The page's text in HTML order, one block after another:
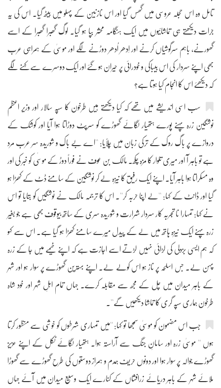
تامل وہ اس حجلہ عروسی میں گھس گیا اور اس نازنین کے پہلو میں بیٹھ گیا۔ اس کی یہ
جرات دیکھتے ہی تماشائیوں میں ایک ہنگامہ محشر بپا ہو گیا۔ لوگ گھبرا گھبرا کے اسے
گھورنے، باہم سرگوشیاں کرنے اور اِدھر اُدھر دوڑنے لگے اور موسیٰ کے ہمراہی عرب
بھی اپنے سردار کی اس بیباکی و خودرائی پر حیران ہو گئے اور ایک دوسرے سے کہنے لگے
کہ دیکھئے اس کا انجام کیا ہوتا ہے؟
سب اسی اندیشے میں تھے کہ کیا دیکھتے ہیں طرخون کا سپہ سالار اور وزیر اعظم
نوشگین زرہ پہنے پورے ہتھیار لگائے گھوڑے کو سرپٹ دوڑاتا ہوا آیا اور کوشک کے
دروازے پر باگ روک کے ترکی زبان میں چلّایا: ''اے بے باک و شوریدہ سر عرب مرد
ہے تو باہر آ اور میری تلوار کا مزہ چکھ۔ مالک بن عوف نے فوراً دوڑ کے موسٰی کو خبر کی اور
وہ مسکراتا ہوا باہر آیا۔ اپنے ایک رفیق کا نیزہ لے کر نوشگین کے سامنے ڈٹ کے کھڑا ہو
گیا اور ڈانٹ کے کہا: ''لے اپنا حربہ کر''۔ اس کا ترجمہ مالک نے نوشگیں کو بتایا تو اس
نے کہا: تمہارا نا تجربہ کار سردار شرارت و شوریدہ سری کے ساتھ بیوقوف بھی ہے جو بغیر
زرہ پہنے ایک نیزہ ہاتھ میں لے کے پیدل میرے سامنے کھڑا ہو گیا ہے۔ اس سے کہو
کہ ہم ایسی بزدلی کی لڑائی نہیں لڑتے اسے اجازت ہے کہ اپنے خیمے میں جا کے زرہ
پہن لے۔ جس اسلحہ پر ناز ہو اس کولے لے۔ اپنے بہترین گھوڑے پر سوار ہو اور شہر
کے باہر میدان میں چل کے مجھ سے مقابلہ کرے۔ جہاں تمام اہلِ شہر اور خود شاہ
طرخون ہماری سپہ گری کا تماشا دیکھیں گے''۔
جب اس مضمون کو موسیٰ سمجھا تو کہا: ''میں تمہاری شرطوں کو خوشی سے منظور کرتا
ہوں '' موسیٰ زرہ اور سامانِ جنگ سے آراستہ ہوا۔ ہتھیار لگائے نکل کے اپنے عزیز
گھوڑے جوالہ پر سوار ہوا اور دونوں حریف ہمدم و ہمراز دوستوں کی طرح گھوڑے سے گھوڑا
ملائے شہر کے باہر دریائے زرافشاں کے کنارے ایک وسیع میدان میں آئے جہاں